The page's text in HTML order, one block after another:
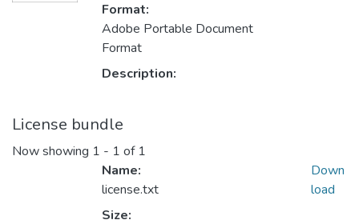
Format:
Adobe Portable Document
Format
Description:
License bundle
Now showing 1 - 1 of 1
Name:
license.txt
Size:
Down
load